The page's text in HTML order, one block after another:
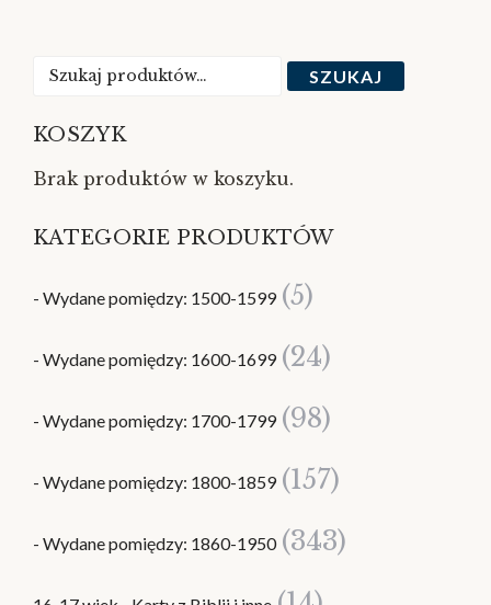
Szukaj: SZUKAJ
KOSZYK
Brak produktów w koszyku.
KATEGORIE PRODUKTÓW
- Wydane pomiędzy: 1500-1599 (5)
- Wydane pomiędzy: 1600-1699 (24)
- Wydane pomiędzy: 1700-1799 (98)
- Wydane pomiędzy: 1800-1859 (157)
- Wydane pomiędzy: 1860-1950 (343)